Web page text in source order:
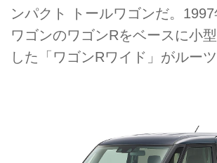
ンパクト トールワゴンだ。
ワゴンのワゴンRをベースに小
した「ワゴンRワイド」がルーツ